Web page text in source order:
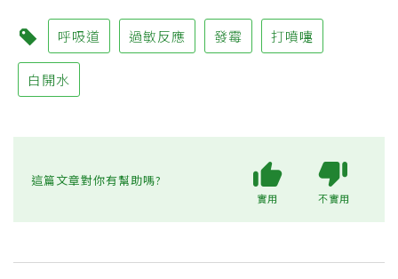
呼吸道 過敏反應 發霉 打噴嚏
白開水
這篇文章對你有幫助嗎?
實用 不實用